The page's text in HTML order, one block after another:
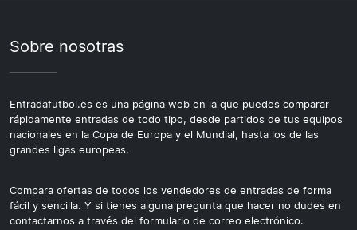
Sobre nosotras
Entradafutbol.es es una página web en la que puedes comparar
rápidamente entradas de todo tipo, desde partidos de tus equipos
nacionales en la Copa de Europa y el Mundial, hasta los de las
grandes ligas europeas.
Compara ofertas de todos los vendedores de entradas de forma
fácil y sencilla. Y si tienes alguna pregunta que hacer no dudes en
contactarnos a través del formulario de correo electrónico.